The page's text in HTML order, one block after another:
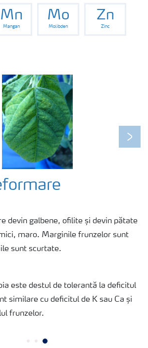
Mn
Mangan
Mo
Molibden
Zn
Zinc
Next
devin galbene, ofilite și devin pătate
maro. Marginile frunzelor sunt
sunt scurtate.
este destul de tolerantă la deficitul
similare cu deficitul de K sau Ca și
frunzelor.